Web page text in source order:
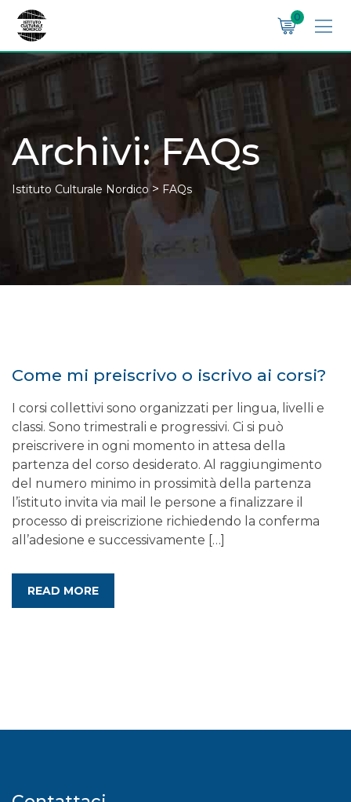
Skip
content
0
Archivi:FAQs
Istituto Culturale Nordico> FAQs
Come mi preiscrivo o iscrivo ai corsi?
I corsi collettivi sono organizzati per lingua, livelli e
classi. Sono trimestrali e progressivi. Ci si può
preiscrivere in ogni momento in attesa della
partenza del corso desiderato. Al raggiungimento
del numero minimo in prossimità della partenza
l’istituto invita via mail le persone a finalizzare il
processo di preiscrizione richiedendo la conferma
all’adesione e successivamente […]
READ MORE